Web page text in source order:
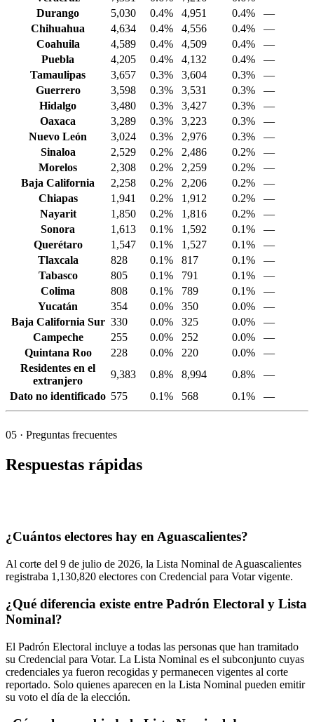
Durango
5,030 0.4% 4,951 0.4%
—
Chihuahua
4,634 0.4% 4,556 0.4%
—
Coahuila
4,589 0.4% 4,509 0.4%
—
Puebla
4,205 0.4% 4,132 0.4%
—
Tamaulipas
3,657 0.3% 3,604 0.3%
—
Guerrero
3,598 0.3% 3,531 0.3%
—
Hidalgo
3,480 0.3% 3,427 0.3%
—
Oaxaca
3,289 0.3% 3,223 0.3%
—
Nuevo León
3,024 0.3% 2,976 0.3%
—
Sinaloa
2,529 0.2% 2,486 0.2%
—
Morelos
2,308 0.2% 2,259 0.2%
—
Baja California
2,258 0.2% 2,206 0.2%
—
Chiapas
1,941 0.2% 1,912 0.2%
—
Nayarit
1,850 0.2% 1,816 0.2%
—
Sonora
1,613 0.1% 1,592 0.1%
—
Querétaro
1,547 0.1% 1,527 0.1%
—
Tlaxcala
828 0.1% 817 0.1%
—
Tabasco
805 0.1% 791 0.1%
—
Colima
808 0.1% 789 0.1%
—
Yucatán
354 0.0% 350 0.0%
—
Baja California Sur 330 0.0% 325 0.0%
—
Campeche
255 0.0% 252 0.0%
—
Quintana Roo
228 0.0% 220 0.0%
—
Residentes en el
extranjero
9,383 0.8% 8,994 0.8%
—
Dato no identificado 575 0.1% 568 0.1% —
05 · Preguntas frecuentes
Respuestas rápidas
¿Cuántos electores hay en Aguascalientes?
Al corte del 9 de julio de 2026, la Lista Nominal de Aguascalientes
registraba 1,130,820 electores con Credencial para Votar vigente.
¿Qué diferencia existe entre Padrón Electoral y Lista
Nominal?
El Padrón Electoral incluye a todas las personas que han tramitado
su Credencial para Votar. La Lista Nominal es el subconjunto cuyas
credenciales ya fueron recogidas y permanecen vigentes al corte
reportado. Solo quienes aparecen en la Lista Nominal pueden emitir
su voto el día de la elección.